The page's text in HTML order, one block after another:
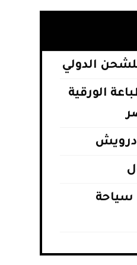
الدولي
الورقية
سياحة